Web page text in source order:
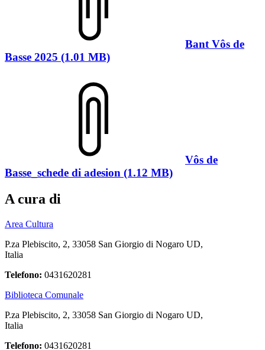
Bant Vôs de
Basse 2025 (1.01 MB)
Vôs de
Basse_schede di adesion (1.12 MB)
A cura di
Area Cultura
P.za Plebiscito, 2, 33058 San Giorgio di Nogaro UD,
Italia
Telefono: 0431620281
Biblioteca Comunale
P.za Plebiscito, 2, 33058 San Giorgio di Nogaro UD,
Italia
Telefono: 0431620281